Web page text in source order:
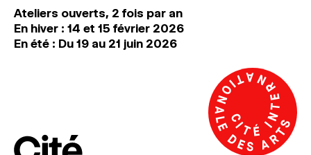
Ateliers ouverts, 2 fois par an
En hiver : 14 et 15 février 2026
En été : Du 19 au 21 juin 2026